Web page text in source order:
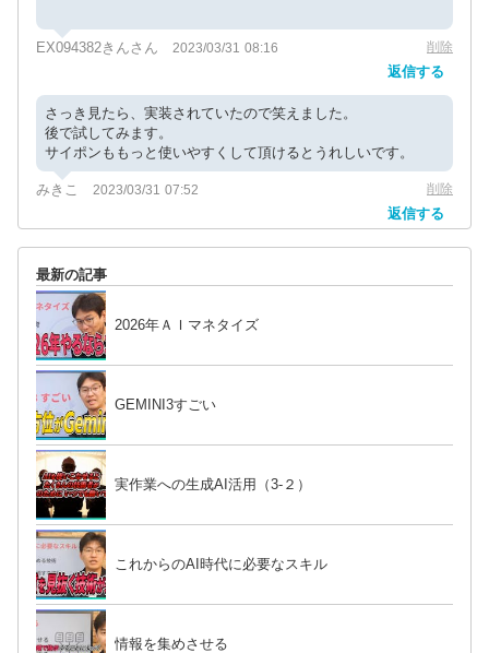
EX094382きんさん 2023/03/31 08:16 削除
返信する
さっき見たら、実装されていたので笑えました。
後で試してみます。
サイポンももっと使いやすくして頂けるとうれしいです。
みきこ 2023/03/31 07:52 削除
返信する
最新の記事
2026年ＡＩマネタイズ
GEMINI3すごい
実作業への生成AI活用（3-２）
これからのAI時代に必要なスキル
情報を集めさせる